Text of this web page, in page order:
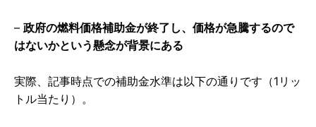
– 政府の燃料価格補助金が終了し、価格が急騰するので
はないかという懸念が背景にある
実際、記事時点での補助金水準は以下の通りです（1リッ
トル当たり）。